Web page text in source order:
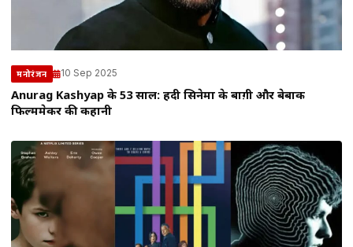
मनोरंजन 10 Sep 2025
Anurag Kashyap के 53 साल: हिंदी सिनेमा के बाग़ी और बेबाक
फिल्ममेकर की कहानी